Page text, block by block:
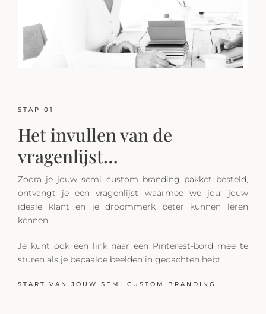
STAP 01
Het invullen van de
vragenlijst…
Zodra je jouw semi custom branding pakket besteld,
ontvangt je een vragenlijst waarmee we jou, jouw
ideale klant en je droommerk beter kunnen leren
kennen.
Je kunt ook een ​​link naar een Pinterest-bord mee te
sturen als je bepaalde beelden in gedachten hebt.
START VAN JOUW SEMI CUSTOM BRANDING